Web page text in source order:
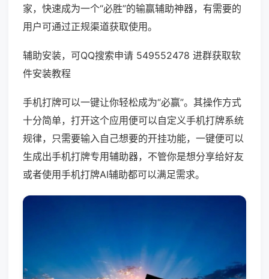
家，快速成为一个“必胜”的输赢辅助神器，有需要的
用户可通过正规渠道获取使用。
辅助安装，可QQ搜索申请 549552478 进群获取软
件安装教程
手机打牌可以一键让你轻松成为“必赢”。其操作方式
十分简单，打开这个应用便可以自定义手机打牌系统
规律，只需要输入自己想要的开挂功能，一键便可以
生成出手机打牌专用辅助器，不管你是想分享给好友
或者使用手机打牌AI辅助都可以满足需求。